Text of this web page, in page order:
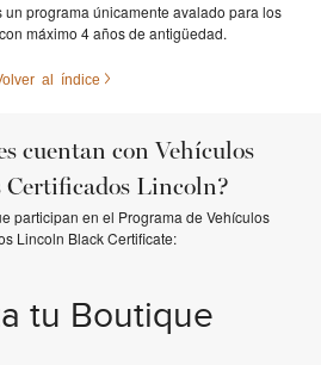
un programa únicamente avalado para los
máximo 4 años de antigüedad.
al índice
cuentan con Vehículos
Certificados Lincoln?
participan en el Programa de Vehículos
Lincoln Black Certificate:
tu Boutique